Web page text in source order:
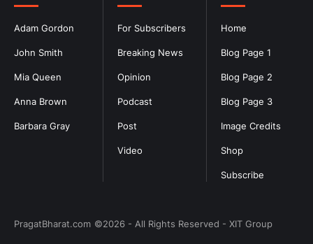
Home
Blog Page 1
Blog Page 2
Blog Page 3
Image Credits
Shop
Subscribe
For Subscribers
Breaking News
Opinion
Podcast
Post
Video
Adam Gordon
John Smith
Mia Queen
Anna Brown
Barbara Gray
PragatBharat.com ©2026 - All Rights Reserved - XIT Group